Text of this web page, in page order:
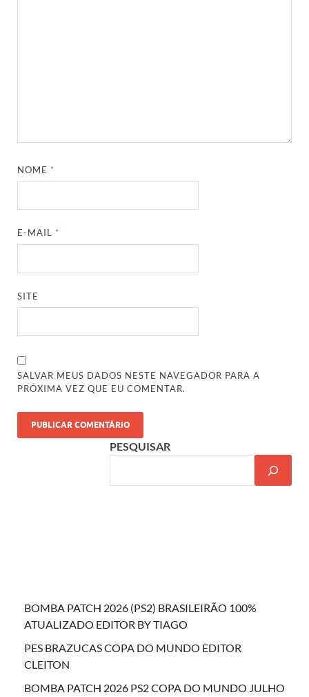
NOME *
E-MAIL *
SITE
SALVAR MEUS DADOS NESTE NAVEGADOR PARA A
PRÓXIMA VEZ QUE EU COMENTAR.
PESQUISAR
BOMBA PATCH 2026 (PS2) BRASILEIRÃO 100%
ATUALIZADO EDITOR BY TIAGO
PES BRAZUCAS COPA DO MUNDO EDITOR
CLEITON
BOMBA PATCH 2026 PS2 COPA DO MUNDO JULHO